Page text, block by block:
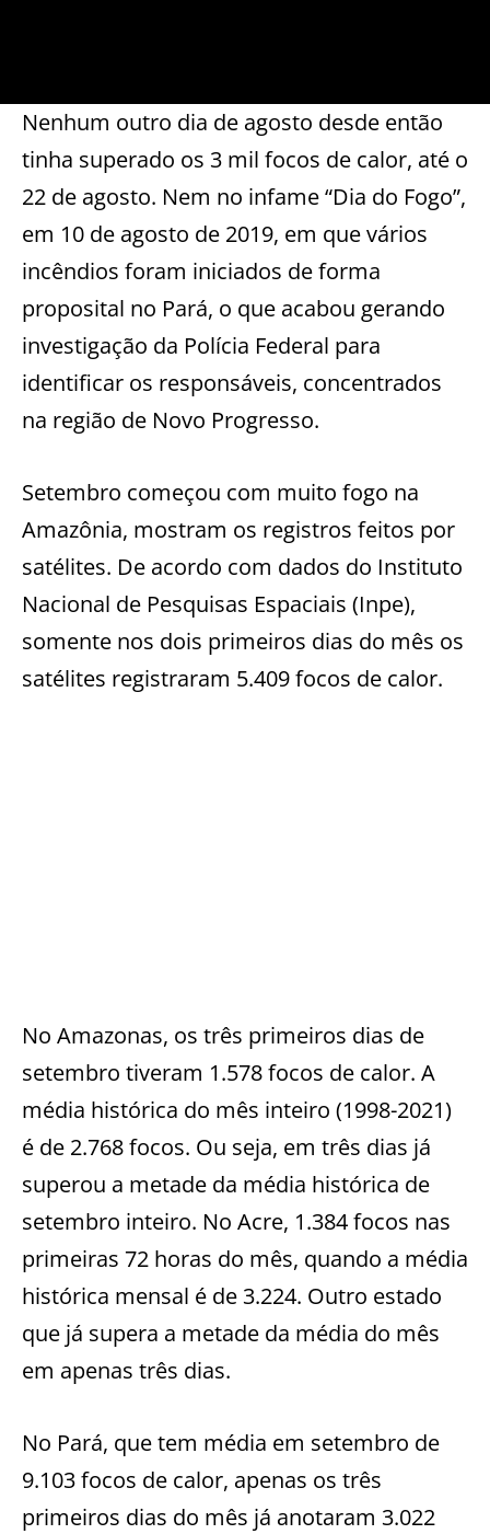
Nenhum outro dia de agosto desde então
tinha superado os 3 mil focos de calor, até o
22 de agosto. Nem no infame “Dia do Fogo”,
em 10 de agosto de 2019, em que vários
incêndios foram iniciados de forma
proposital no Pará, o que acabou gerando
investigação da Polícia Federal para
identificar os responsáveis, concentrados
na região de Novo Progresso.
Setembro começou com muito fogo na
Amazônia, mostram os registros feitos por
satélites. De acordo com dados do Instituto
Nacional de Pesquisas Espaciais (Inpe),
somente nos dois primeiros dias do mês os
satélites registraram 5.409 focos de calor.
No Amazonas, os três primeiros dias de
setembro tiveram 1.578 focos de calor. A
média histórica do mês inteiro (1998-2021)
é de 2.768 focos. Ou seja, em três dias já
superou a metade da média histórica de
setembro inteiro. No Acre, 1.384 focos nas
primeiras 72 horas do mês, quando a média
histórica mensal é de 3.224. Outro estado
que já supera a metade da média do mês
em apenas três dias.
No Pará, que tem média em setembro de
9.103 focos de calor, apenas os três
primeiros dias do mês já anotaram 3.022